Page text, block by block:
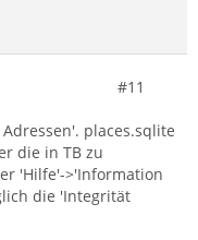
#11
places.sqlite
die in TB zu
'Hilfe'->'Information
die 'Integrität